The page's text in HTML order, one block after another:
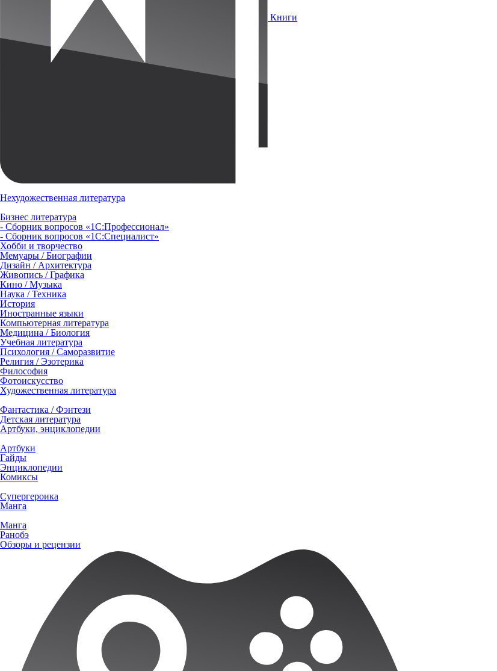
Книги
Нехудожественная литература
Бизнес литература
- Сборник вопросов «1С:Профессионал»
- Сборник вопросов «1С:Специалист»
Хобби и творчество
Мемуары / Биографии
Дизайн / Архитектура
Живопись / Графика
Кино / Музыка
Наука / Техника
История
Иностранные языки
Компьютерная литература
Медицина / Биология
Учебная литература
Психология / Саморазвитие
Религия / Эзотерика
Философия
Фотоискусство
Художественная литература
Фантастика / Фэнтези
Детская литература
Артбуки, энциклопедии
Артбуки
Гайды
Энциклопедии
Комиксы
Супергероика
Манга
Манга
Ранобэ
Обзоры и рецензии